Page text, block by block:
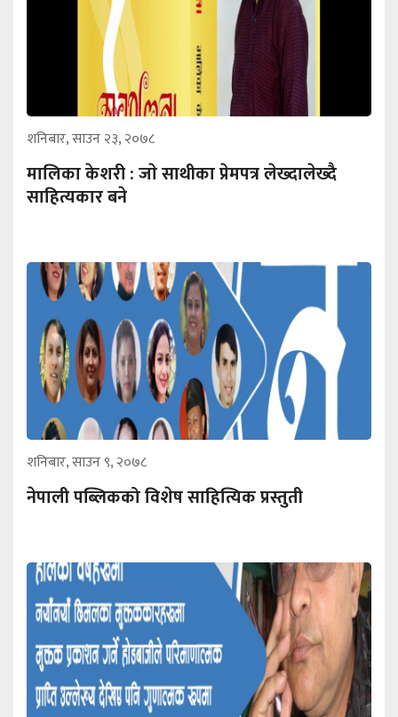
शनिबार, साउन २३, २०७८
मालिका केशरी : जाे साथीका प्रेमपत्र लेख्दालेख्दै
साहित्यकार बने
शनिबार, साउन ९, २०७८
नेपाली पब्लिकको विशेष साहित्यिक प्रस्तुती